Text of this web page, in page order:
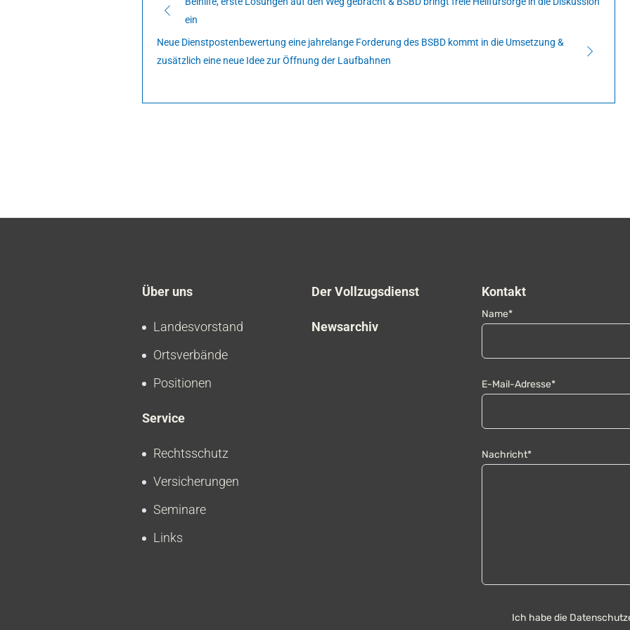
ein
Neue Dienstpostenbewertung eine jahrelange Forderung des BSBD kommt in die Umsetzung &
zusätzlich eine neue Idee zur Öffnung der Laufbahnen
Über uns
Landesvorstand
Ortsverbände
Positionen
Service
Rechtsschutz
Versicherungen
Seminare
Links
Der Vollzugsdienst
Newsarchiv
Kontakt
Name*
E-Mail-Adresse*
Nachricht*
Ich habe die